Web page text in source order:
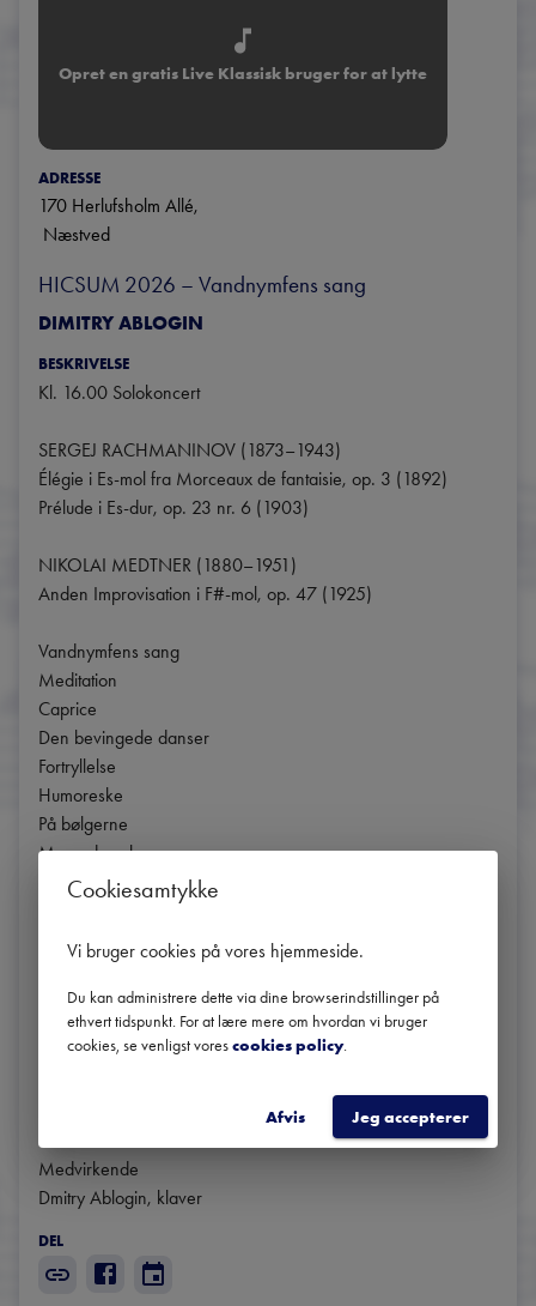
Opret en gratis Live Klassisk bruger for at lytte
ADRESSE
170 Herlufsholm Allé,
Næstved
HICSUM 2026 – Vandnymfens sang
DIMITRY ABLOGIN
BESKRIVELSE
Kl. 16.00 Solokoncert
SERGEJ RACHMANINOV (1873–1943)
Élégie i Es-mol fra Morceaux de fantaisie, op. 3 (1892)
Prélude i Es-dur, op. 23 nr. 6 (1903)
NIKOLAI MEDTNER (1880–1951)
Anden Improvisation i F#-mol, op. 47 (1925)
Vandnymfens sang
Meditation
Caprice
Den bevingede danser
Fortryllelse
Humoreske
På bølgerne
Mængdens brusen
I skoven
Elverne
Jordånder
Besværgelse
Trussel
Vandnymfens sang
Medvirkende
Dmitry Ablogin, klaver
DEL
Cookiesamtykke
Vi bruger cookies på vores hjemmeside.
Du kan administrere dette via dine browserindstillinger på
ethvert tidspunkt. For at lære mere om hvordan vi bruger
cookies, se venligst vorescookies policy.
Afvis Jeg accepterer